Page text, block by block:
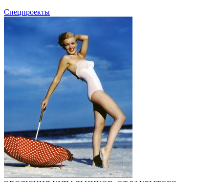
Спецпроекты